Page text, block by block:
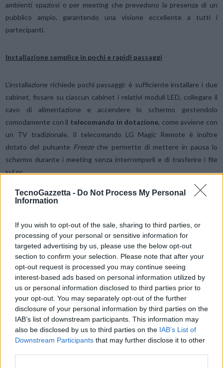
TecnoGazzetta - Do Not Process My Personal
Information
If you wish to opt-out of the sale, sharing to third parties, or
processing of your personal or sensitive information for
targeted advertising by us, please use the below opt-out
section to confirm your selection. Please note that after your
opt-out request is processed you may continue seeing
interest-based ads based on personal information utilized by
us or personal information disclosed to third parties prior to
your opt-out. You may separately opt-out of the further
disclosure of your personal information by third parties on the
IAB’s list of downstream participants. This information may
also be disclosed by us to third parties on the IAB’s List of
Downstream Participants that may further disclose it to other
ambienti spaziosi o per meeting che prevedono la presenza di un
pubblico ampio, garantendo una visione eccellente a tutti i
partecipanti.
Installazione semplice in pochi e rapidi passaggi
L’installazione richiede pochi passaggi: è sufficiente installare i due
cabinet, fissare su ciascun cabinet i relativi moduli LED, collegare il
cavo di alimentazione e accendere lo schermo gestendolo
comodamente con il telecomando in dotazione, come avviene con
un TV tradizionale. Il telecomando LG Magic Remote è inoltre
dotato del pulsante Freezeche permette di mettere in pausa lo
schermo durante i meeting senza interromperli e di trasferire i file
sul pc.
LG Led All-in-One si presta infine per un’installazione versatile
un’unica confezione, come gli strumenti per il montaggio e il
supporto a parete orizzontale. Inoltre, è possibile installare fino a 14
display della serie LAEC in modalità “side by side” a seconda delle
necessità e del sito di installazione.
Anche la manutenzione del prodotto è estremamente pratica: in
caso di guasto dei LED, è possibile staccare il modulo LED dal
supporto magnetico e sostituirlo. Inoltre, il servizio cloud opzionale
LG ConnectedCareconsente di gestire il dispositivo da remoto o di
effettuare diagnosi di eventuali problemi per poterli risolvere più